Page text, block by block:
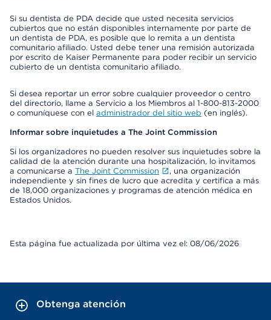
Si su dentista de PDA decide que usted necesita servicios
cubiertos que no están disponibles internamente por parte de
un dentista de PDA, es posible que lo remita a un dentista
comunitario afiliado. Usted debe tener una remisión autorizada
por escrito de Kaiser Permanente para poder recibir un servicio
cubierto de un dentista comunitario afiliado.
Si desea reportar un error sobre cualquier proveedor o centro
del directorio, llame a Servicio a los Miembros al 1-800-813-2000
o comuníquese con el administrador del sitio web (en inglés).
Informar sobre inquietudes a The Joint Commission
Si los organizadores no pueden resolver sus inquietudes sobre la
calidad de la atención durante una hospitalización, lo invitamos
a comunicarse a The Joint Commission
, una organización
independiente y sin fines de lucro que acredita y certifica a más
de 18,000 organizaciones y programas de atención médica en
Estados Unidos.
Esta página fue actualizada por última vez el: 08/06/2026
Obtenga atención